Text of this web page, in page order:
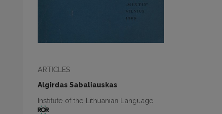
ARTICLES
Algirdas Sabaliauskas
Institute of the Lithuanian Language